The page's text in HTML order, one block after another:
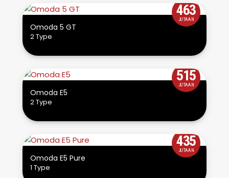
463
JUTAAN
Omoda 5 GT
2 Type
515
JUTAAN
Omoda E5
2 Type
435
JUTAAN
Omoda E5 Pure
1 Type